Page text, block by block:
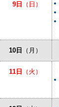
9日 （日）
10日 （月）
11日 （火）